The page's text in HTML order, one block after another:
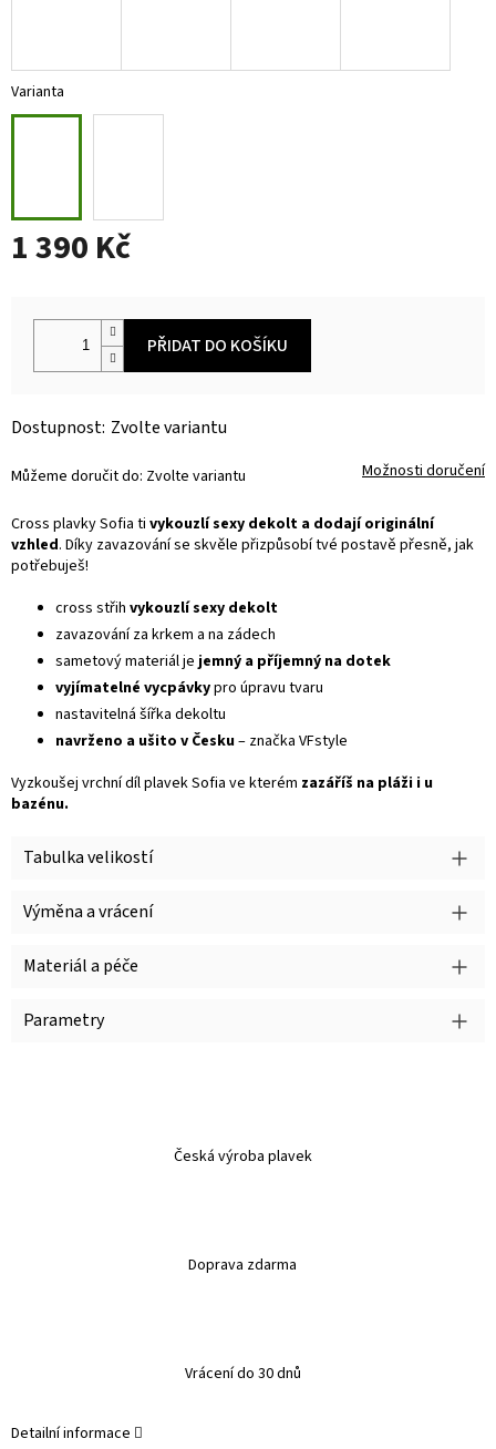
1 390 Kč
Zvolte variantu
Můžeme doručit do: Zvolte variantu Možnosti doručení
Varianta
PŘIDAT DO KOŠÍKU
Tabulka velikostí
Výměna a vrácení
Materiál a péče
Parametry
Česká výroba plavek
Doprava zdarma
Vrácení do 30 dnů
Cross plavky Sofia ti vykouzlí sexy dekolt a dodají originální
vzhled. Díky zavazování se skvěle přizpůsobí tvé postavě přesně, jak
potřebuješ!
cross střih vykouzlí sexy dekolt
zavazování za krkem a na zádech
sametový materiál je jemný a příjemný na dotek
vyjímatelné vycpávkypro úpravu tvaru
nastavitelná šířka dekoltu
navrženo a ušito v Česku– značka VFstyle
Vyzkoušej vrchní díl plavek Sofia ve kterém zazáříš na pláži i u
bazénu.
Detailní informace